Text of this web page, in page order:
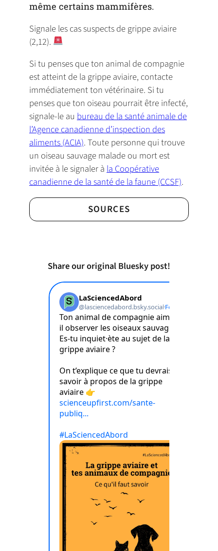
même certains mammifères.
Signale les cas suspects de grippe aviaire
(2,12).
Si tu penses que ton animal de compagnie
est atteint de la grippe aviaire, contacte
immédiatement ton vétérinaire. Si tu
penses que ton oiseau pourrait être infecté,
signale-le au bureau de la santé animale de
l’Agence canadienne d’inspection des
aliments (ACIA). Toute personne qui trouve
un oiseau sauvage malade ou mort est
invitée à le signaler à la Coopérative
canadienne de la santé de la faune (CCSF).
SOURCES
Share our original Bluesky post!